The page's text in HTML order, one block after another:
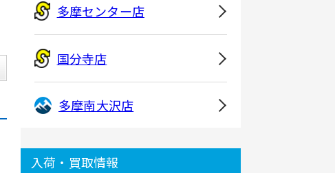
多摩センター店
国分寺店
多摩南大沢店
入荷・買取情報